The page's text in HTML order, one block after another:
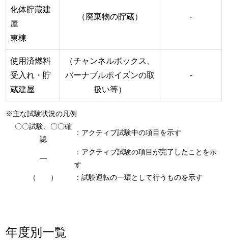
化体貯蔵建
屋
東棟
（廃棄物の貯蔵） -
使用済燃料
受入れ・貯
蔵建屋
（チャンネルボックス、
バーナブルポイズンの取
扱い等）
-
※主な試験状況の凡例
〇〇試験、〇〇確
認
：アクティブ試験中の項目を示す
―
：アクティブ試験の項目が完了したことを示
す
（ ）
：試験運転の一環として行うものを示す
年度別一覧